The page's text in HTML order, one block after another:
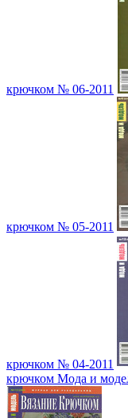
крючком № 06-2011
крючком № 05-2011
крючком № 04-2011
крючком Мода и